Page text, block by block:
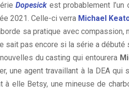
Dopesick est probablement
2021. Celle-ci verra Michael
sa pratique avec
sait pas encore si la série a
du casting qui entourera
une agent travaillant à la DEA qui
à elle Betsy, une mineuse de